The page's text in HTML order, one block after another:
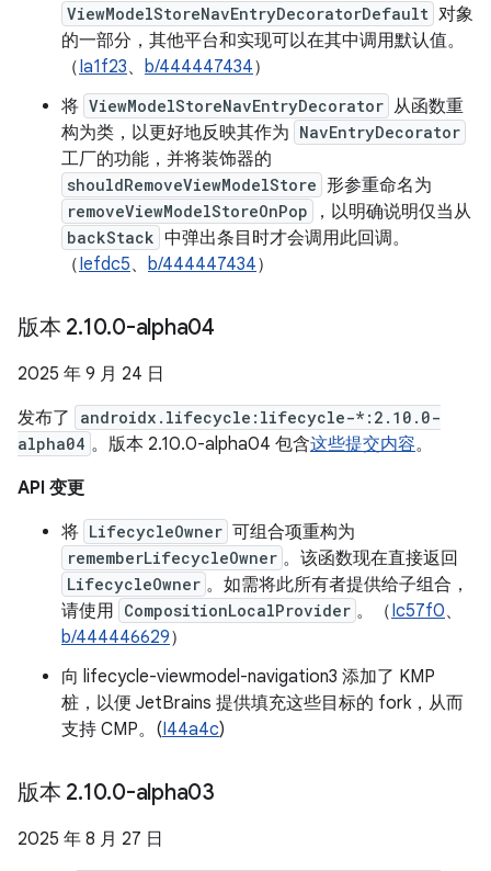
ViewModelStoreNavEntryDecoratorDefault 对象
的一部分，其他平台和实现可以在其中调用默认值。
（Ia1f23、 b/444447434）
将 ViewModelStoreNavEntryDecorator 从函数重
构为类，以更好地反映其作为 NavEntryDecorator
工厂的功能，并将装饰器的
shouldRemoveViewModelStore 形参重命名为
removeViewModelStoreOnPop ，以明确说明仅当从
backStack 中弹出条目时才会调用此回调。
（Iefdc5、 b/444447434）
版本 2.10.0-alpha04
2025 年 9 月 24 日
发布了
androidx.lifecycle:lifecycle-*:2.10.0-
alpha04 。版本 2.10.0-alpha04 包含这些提交内容。
API 变更
将 LifecycleOwner 可组合项重构为
rememberLifecycleOwner 。该函数现在直接返回
LifecycleOwner 。如需将此所有者提供给子组合，
请使用 CompositionLocalProvider 。（Ic57f0、
b/444446629）
向 lifecycle-viewmodel-navigation3 添加了 KMP
桩，以便 JetBrains 提供填充这些目标的 fork，从而
支持 CMP。(I44a4c)
版本 2.10.0-alpha03
2025 年 8 月 27 日